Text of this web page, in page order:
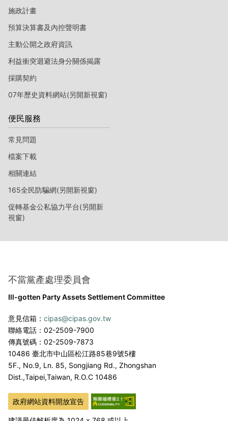
施政計畫
預算決算書及內控聲明書
主動公開之政府資訊
利益衝突迴避法身分關係揭露
採購契約
07年歷史資料網站(另開新視窗)
便民服務
常見問題
檔案下載
相關連結
165全民防騙網(另開新視窗)
促轉基金公私協力平台(另開新
視窗)
不當黨產處理委員會
Ill-gotten Party Assets Settlement Committee
意見信箱： cipas@cipas.gov.tw
聯絡電話：02-2509-7900
傳真號碼：02-2509-7873
10486 臺北市中山區松江路85巷9號5樓
5F., No.9, Ln. 85, Songjiang Rd., Zhongshan
Dist.,Taipei,Taiwan, R.O.C 10486
政府網站資料開放宣告